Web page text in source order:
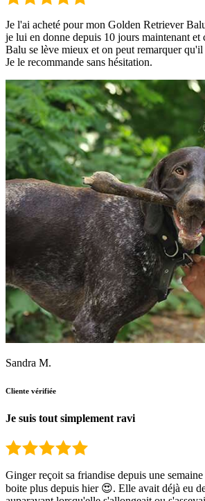
Je l'ai acheté pour mon Golden Retriever
je lui en donne depuis 10 jours maintenant et
Balu se lève mieux et on peut remarquer
Je le recommande sans hésitation.
Sandra M.
Cliente vérifiée
Je suis tout simplement ravi
Ginger reçoit sa friandise depuis une
boite plus depuis hier 😍. Elle avait déjà eu